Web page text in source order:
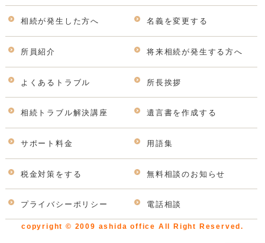
相続が発生した方へ 名義を変更する
所員紹介 将来相続が発生する方へ
よくあるトラブル 所長挨拶
相続トラブル解決講座 遺言書を作成する
サポート料金 用語集
税金対策をする 無料相談のお知らせ
プライバシーポリシー 電話相談
copyright © 2009 ashida office All Right Reserved.